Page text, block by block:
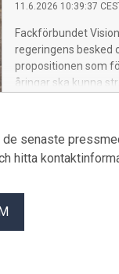
11.6.2026 10:39:37
Fackförbundet
regeringens besked
propositionen som
åringar ska kunna
till och vill istället se
förebyggande
senaste
hitta